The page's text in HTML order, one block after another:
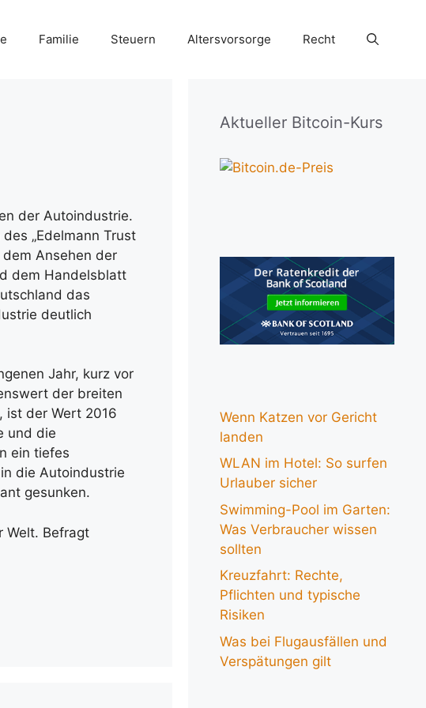
Familie Steuern Altersvorsorge Recht
der Autoindustrie.
„Edelmann Trust
dem Ansehen der
dem Handelsblatt
das
deutlich
Jahr, kurz vor
der breiten
ist der Wert 2016
und die
ein tiefes
die Autoindustrie
gesunken.
Welt. Befragt
Aktueller Bitcoin-Kurs
Wenn Katzen vor Gericht
landen
WLAN im Hotel: So surfen
Urlauber sicher
Swimming-Pool im Garten:
Was Verbraucher wissen
sollten
Kreuzfahrt: Rechte,
Pflichten und typische
Risiken
Was bei Flugausfällen und
Verspätungen gilt